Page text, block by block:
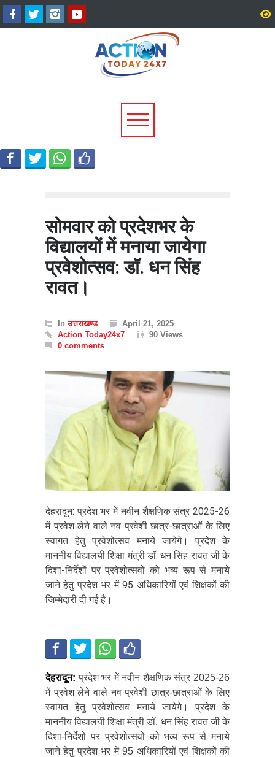
टिहरी में दर्दनाक हादसा: 250 मीटर
गहरी खाई में गिरी बोलेरो, एक ही
परिवार के 5 लोगों की मौत; एक
घायल, एक की तलाश जारी
सोमवार को प्रदेशभर के
विद्यालयों में मनाया जायेगा
प्रवेशोत्सव: डॉ. धन सिंह
रावत।
Inउत्तराखण्ड
April 21, 2025
Action Today24x7
90 Views
0 comments
देहरादून: प्रदेश भर में नवीन शैक्षणिक संत्र 2025-26
में प्रवेश लेने वाले नव प्रवेशी छात्र-छात्राओं के लिए
स्वागत हेतु प्रवेशोत्सव मनाये जायेगे। प्रदेश के
माननीय विद्यालयी शिक्षा मंत्री डॉ. धन सिंह रावत जी के
दिशा-निर्देशों पर प्रवेशोत्सवों को भव्य रूप से मनाये
जाने हेतु प्रदेश भर में 95 अधिकारियों एवं शिक्षकों की
जिम्मेदारी दी गई है।
देहरादून:प्रदेश भर में नवीन शैक्षणिक संत्र 2025-26
में प्रवेश लेने वाले नव प्रवेशी छात्र-छात्राओं के लिए
स्वागत हेतु प्रवेशोत्सव मनाये जायेगे। प्रदेश के
माननीय विद्यालयी शिक्षा मंत्री डॉ. धन सिंह रावत जी के
दिशा-निर्देशों पर प्रवेशोत्सवों को भव्य रूप से मनाये
जाने हेतु प्रदेश भर में 95 अधिकारियों एवं शिक्षकों की